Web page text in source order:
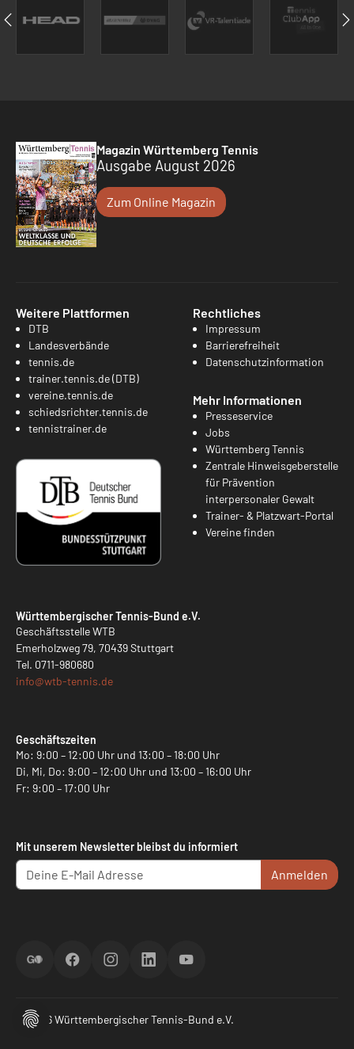
Magazin Württemberg Tennis
Ausgabe August 2026
Zum Online Magazin
Weitere Plattformen
DTB
Landesverbände
tennis.de
trainer.tennis.de (DTB)
vereine.tennis.de
schiedsrichter.tennis.de
tennistrainer.de
Rechtliches
Impressum
Barrierefreiheit
Datenschutzinformation
Mehr Informationen
Presseservice
Jobs
Württemberg Tennis
Zentrale Hinweisgeberstelle
für Prävention
interpersonaler Gewalt
Trainer- & Platzwart-Portal
Vereine finden
Württembergischer Tennis-Bund e.V.
Geschäftsstelle WTB
Emerholzweg 79, 70439 Stuttgart
Tel. 0711-980680
info@wtb-tennis.de
Geschäftszeiten
Mo: 9:00 – 12:00 Uhr und 13:00 – 18:00 Uhr
Di, Mi, Do: 9:00 – 12:00 Uhr und 13:00 – 16:00 Uhr
Fr: 9:00 – 17:00 Uhr
Mit unserem Newsletter bleibst du informiert
Anmelden
ScoreGOFacebookInstagramLinkedInYouTube
© 2026 Württembergischer Tennis-Bund e.V.